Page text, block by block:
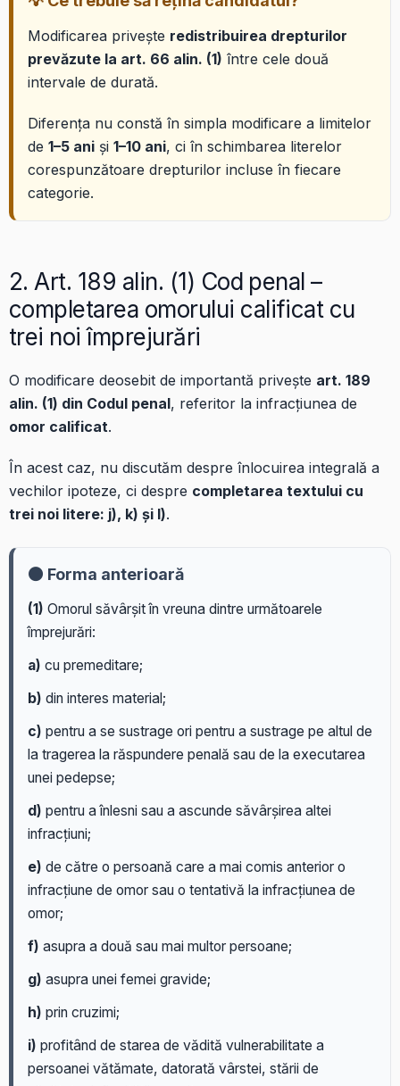
Modificarea privește redistribuirea drepturilor
prevăzute la art. 66 alin. (1) între cele două
intervale de durată.
Diferența nu constă în simpla modificare a limitelor
de 1–5 ani și 1–10 ani, ci în schimbarea literelor
corespunzătoare drepturilor incluse în fiecare
categorie.
2. Art. 189 alin. (1) Cod penal –
completarea omorului calificat cu
trei noi împrejurări
O modificare deosebit de importantă privește art. 189
alin. (1) din Codul penal, referitor la infracțiunea de
omor calificat.
În acest caz, nu discutăm despre înlocuirea integrală a
vechilor ipoteze, ci despre completarea textului cu
trei noi litere: j), k) și l).
⚫ Forma anterioară
(1) Omorul săvârșit în vreuna dintre următoarele
împrejurări:
a) cu premeditare;
b) din interes material;
c) pentru a se sustrage ori pentru a sustrage pe altul de
la tragerea la răspundere penală sau de la executarea
unei pedepse;
d) pentru a înlesni sau a ascunde săvârșirea altei
infracțiuni;
e) de către o persoană care a mai comis anterior o
infracțiune de omor sau o tentativă la infracțiunea de
omor;
f) asupra a două sau mai multor persoane;
g) asupra unei femei gravide;
h) prin cruzimi;
i) profitând de starea de vădită vulnerabilitate a
persoanei vătămate, datorată vârstei, stării de